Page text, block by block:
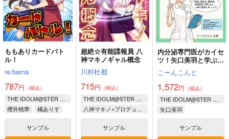
ももありカードバト
ル！
re:barna
787円 （税込）
THE IDOLM@STER CINDERELLA GIRLS
櫻井桃華
橘ありす
佐々木千枝
サンプル
超絶☆有能諜報員 八
神マキノギャル概念
川村杜都
715円 （税込）
THE IDOLM@STER CINDERELLA GIRLS
八神マキノ×プロデューサー
サンプル
内分泌専門医がカイセ
ツ！矢口美羽と学ぶ生
活習慣病
こーんこんと
1,572円 （税込）
THE IDOLM@STER CINDERELLA GIRLS
矢口美羽
サンプル